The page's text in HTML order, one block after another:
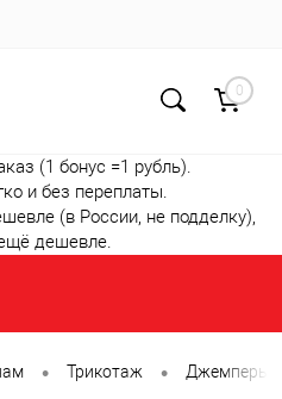
0
(1 бонус =1 рубль).
и без переплаты.
(в России, не подделку),
дешевле.
• Трикотаж • Джемперы